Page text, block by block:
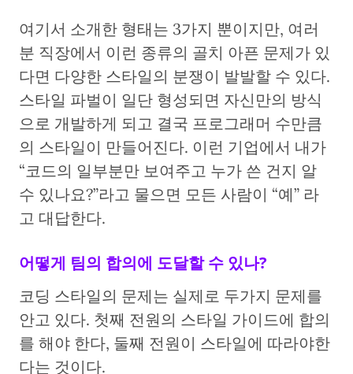
여기서 소개한 형태는 3가지 뿐이지만, 여러
분 직장에서 이런 종류의 골치 아픈 문제가 있
다면 다양한 스타일의 분쟁이 발발할 수 있다.
스타일 파벌이 일단 형성되면 자신만의 방식
으로 개발하게 되고 결국 프로그래머 수만큼
의 스타일이 만들어진다. 이런 기업에서 내가
“코드의 일부분만 보여주고 누가 쓴 건지 알
수 있나요?”라고 물으면 모든 사람이 “예” 라
고 대답한다.
어떻게 팀의 합의에 도달할 수 있나?
코딩 스타일의 문제는 실제로 두가지 문제를
안고 있다. 첫째 전원의 스타일 가이드에 합의
를 해야 한다, 둘째 전원이 스타일에 따라야한
다는 것이다.